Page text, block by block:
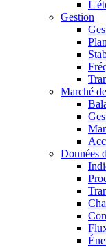
Gestion
Marché
Données